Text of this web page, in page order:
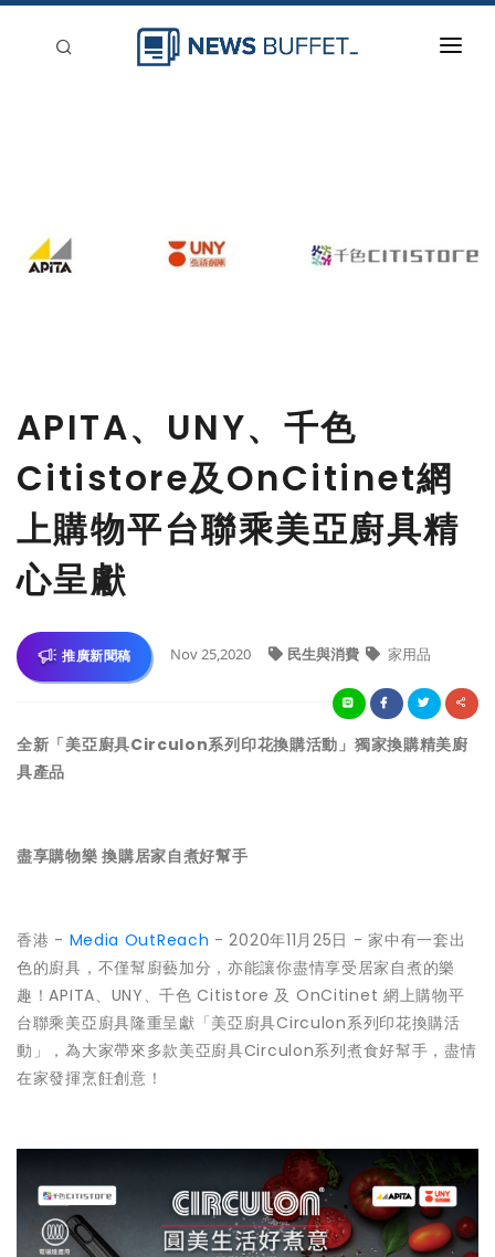
APITA、UNY、千色
Citistore及OnCitinet網
上購物平台聯乘美亞廚具精
心呈獻
推廣新聞稿 Nov 25,2020 民生與消費 家用品
全新「美亞廚具Circulon系列印花換購活動」獨家換購精美廚
具產品
盡享購物樂 換購居家自煮好幫手
香港 - Media OutReach - 2020年11月25日 - 家中有一套出
色的廚具，不僅幫廚藝加分，亦能讓你盡情享受居家自煮的樂
趣！APITA、UNY、千色 Citistore 及 OnCitinet 網上購物平
台聯乘美亞廚具隆重呈獻「美亞廚具Circulon系列印花換購活
動」，為大家帶來多款美亞廚具Circulon系列煮食好幫手，盡情
在家發揮烹飪創意！